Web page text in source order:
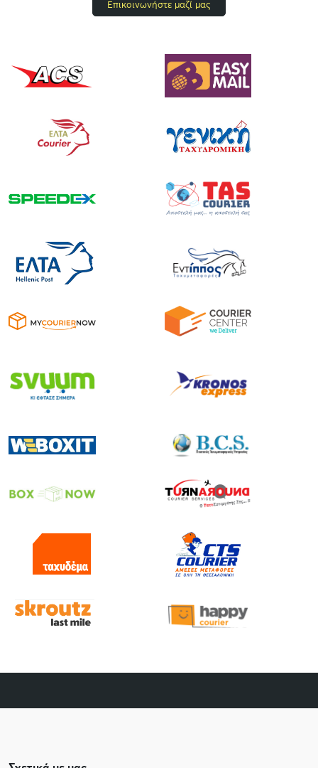
Επικοινωνήστε μαζί μας